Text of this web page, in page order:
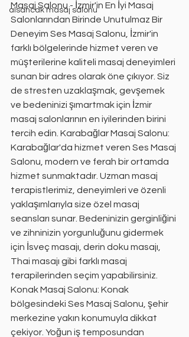
alsancak masaj salonu
Masaj Salonu - İzmir'in En İyi Masaj
Salonlarından Birinde Unutulmaz Bir
Deneyim Ses Masaj Salonu, İzmir'in
farklı bölgelerinde hizmet veren ve
müşterilerine kaliteli masaj deneyimleri
sunan bir adres olarak öne çıkıyor. Siz
de stresten uzaklaşmak, gevşemek
ve bedeninizi şımartmak için İzmir
masaj salonlarının en iyilerinden birini
tercih edin. Karabağlar Masaj Salonu:
Karabağlar'da hizmet veren Ses Masaj
Salonu, modern ve ferah bir ortamda
hizmet sunmaktadır. Uzman masaj
terapistlerimiz, deneyimleri ve özenli
yaklaşımlarıyla size özel masaj
seansları sunar. Bedeninizin gerginliğini
ve zihninizin yorgunluğunu gidermek
için İsveç masajı, derin doku masajı,
Thai masajı gibi farklı masaj
terapilerinden seçim yapabilirsiniz.
Konak Masaj Salonu: Konak
bölgesindeki Ses Masaj Salonu, şehir
merkezine yakın konumuyla dikkat
çekiyor. Yoğun iş temposundan